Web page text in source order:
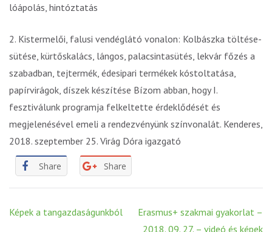
lóápolás, hintóztatás
2. Kistermelői, falusi vendéglátó vonalon: Kolbászka töltése-
sütése, kürtőskalács, lángos, palacsintasütés, lekvár főzés a
szabadban, tejtermék, édesipari termékek kóstoltatása,
papírvirágok, díszek készítése Bízom abban, hogy I.
fesztiválunk programja felkeltette érdeklődését és
megjelenésével emeli a rendezvényünk színvonalát. Kenderes,
2018. szeptember 25. Virág Dóra igazgató
Share Share
Post
Képek a tangazdaságunkból
Erasmus+ szakmai gyakorlat –
2018. 09. 27. – videó és képek